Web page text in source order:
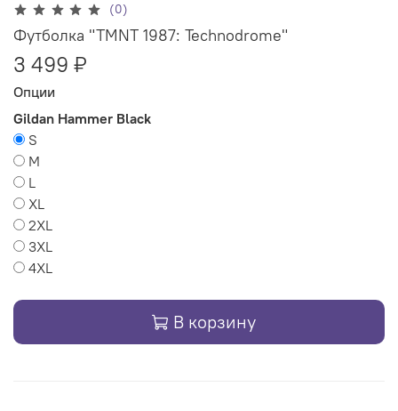
(0)
Футболка "TMNT 1987: Technodrome"
3 499 ₽
Опции
Gildan Hammer Black
S
M
L
XL
2XL
3XL
4XL
В корзину